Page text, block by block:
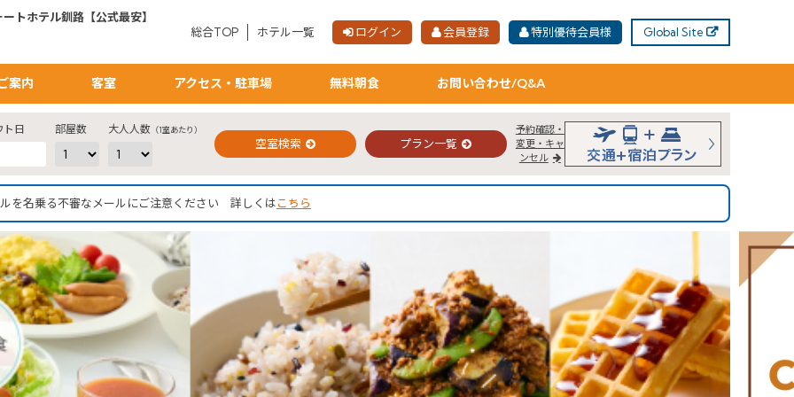
トホテル釧路【公式最安】
総合TOP
ホテル一覧 ログイン 会員登録 特別優待会員様 Global Site
案内 客室 アクセス・駐車場 無料朝食 お問い合わせ/Q&A
ト日 部屋数 大人人数（1室あたり）
空室検索 プラン一覧
予約確認・
変更・キャ
ンセル
を名乗る不審なメールにご注意ください 詳しくはこちら
ご予約確認・変更・キャンセルフォーム
公式Webサイトからのご予約
閉じる